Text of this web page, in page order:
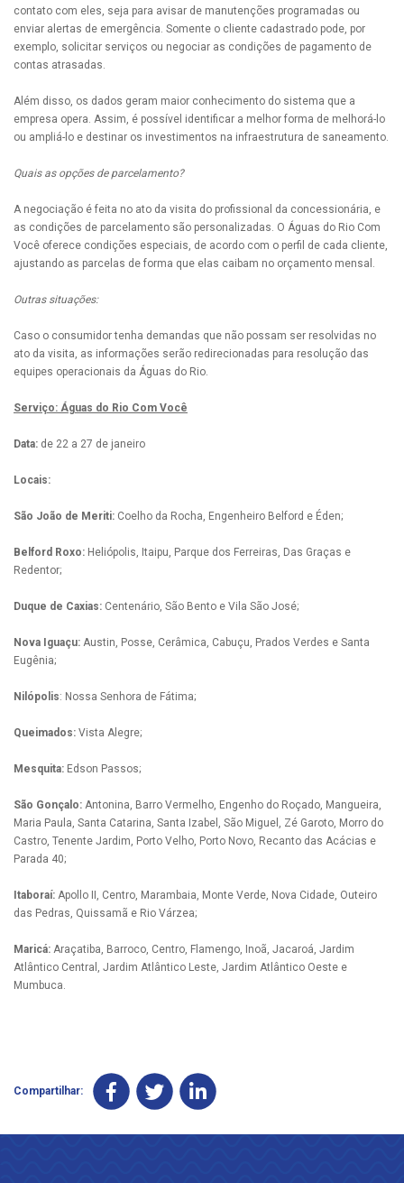
contato com eles, seja para avisar de manutenções programadas ou
enviar alertas de emergência. Somente o cliente cadastrado pode, por
exemplo, solicitar serviços ou negociar as condições de pagamento de
contas atrasadas.
Além disso, os dados geram maior conhecimento do sistema que a
empresa opera. Assim, é possível identificar a melhor forma de melhorá-lo
ou ampliá-lo e destinar os investimentos na infraestrutura de saneamento.
Quais as opções de parcelamento?
A negociação é feita no ato da visita do profissional da concessionária, e
as condições de parcelamento são personalizadas. O Águas do Rio Com
Você oferece condições especiais, de acordo com o perfil de cada cliente,
ajustando as parcelas de forma que elas caibam no orçamento mensal.
Outras situações:
Caso o consumidor tenha demandas que não possam ser resolvidas no
ato da visita, as informações serão redirecionadas para resolução das
equipes operacionais da Águas do Rio.
Serviço: Águas do Rio Com Você
Data: de 22 a 27 de janeiro
Locais:
São João de Meriti: Coelho da Rocha, Engenheiro Belford e Éden;
Belford Roxo: Heliópolis, Itaipu, Parque dos Ferreiras, Das Graças e
Redentor;
Duque de Caxias: Centenário, São Bento e Vila São José;
Nova Iguaçu: Austin, Posse, Cerâmica, Cabuçu, Prados Verdes e Santa
Eugênia;
Nilópolis: Nossa Senhora de Fátima;
Queimados: Vista Alegre;
Mesquita: Edson Passos;
São Gonçalo: Antonina, Barro Vermelho, Engenho do Roçado, Mangueira,
Maria Paula, Santa Catarina, Santa Izabel, São Miguel, Zé Garoto, Morro do
Castro, Tenente Jardim, Porto Velho, Porto Novo, Recanto das Acácias e
Parada 40;
Itaboraí: Apollo II, Centro, Marambaia, Monte Verde, Nova Cidade, Outeiro
das Pedras, Quissamã e Rio Várzea;
Maricá: Araçatiba, Barroco, Centro, Flamengo, Inoã, Jacaroá, Jardim
Atlântico Central, Jardim Atlântico Leste, Jardim Atlântico Oeste e
Mumbuca.
Compartilhar: